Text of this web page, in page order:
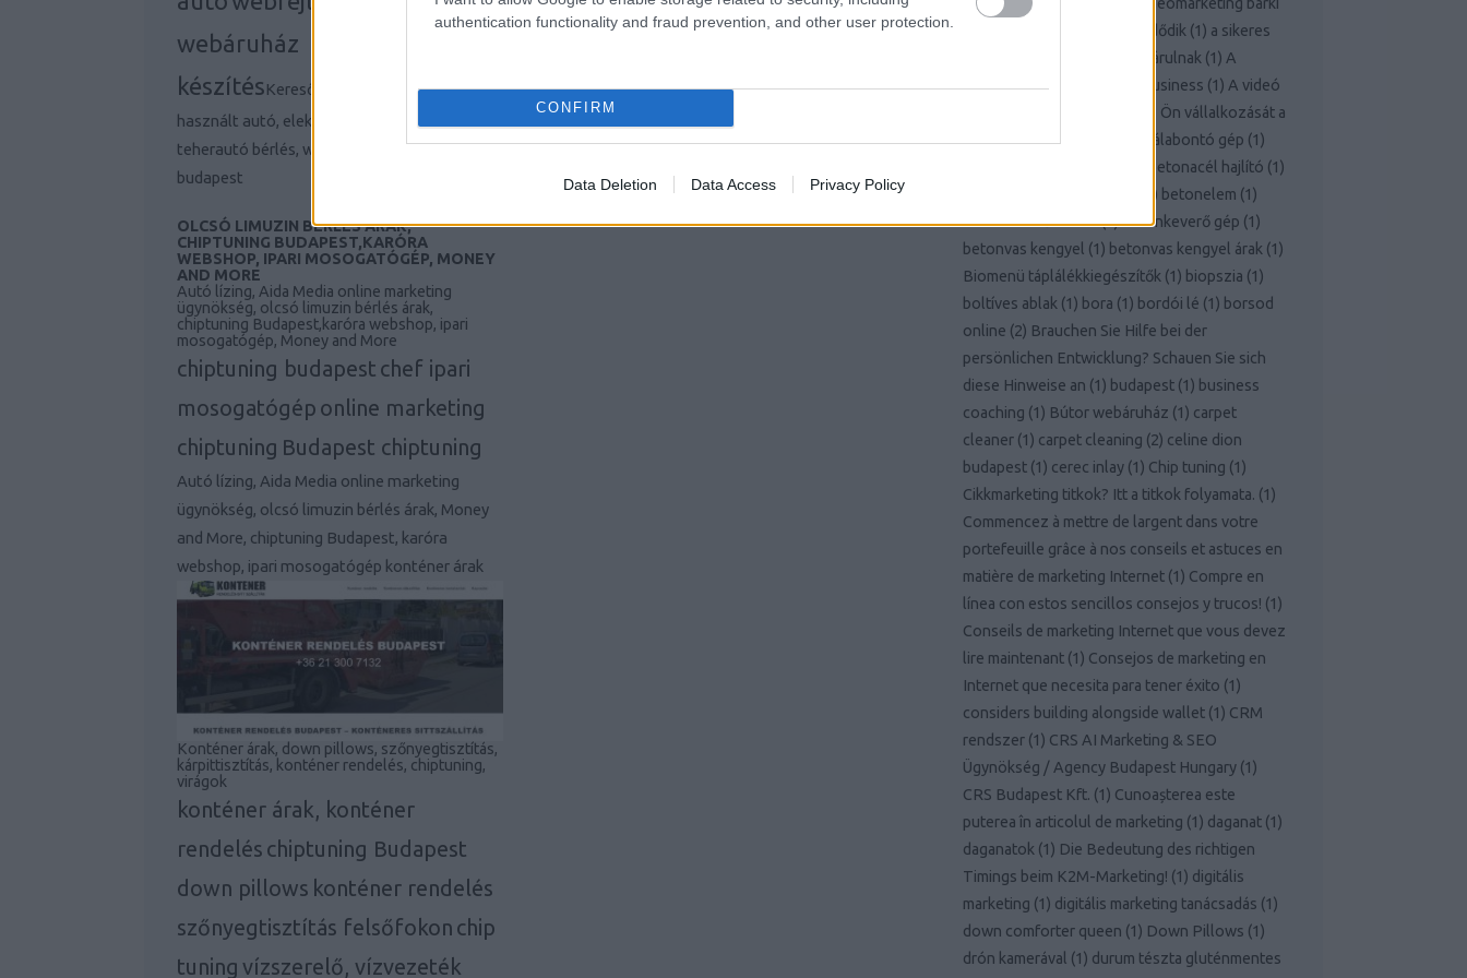
authentication functionality and fraud prevention, and other user protection.
CONFIRM
Data Deletion Data Access Privacy Policy
webáruház
készítésKeresőmarketing ügynökség,
használt autó, elektromos autó, Iphone 11,
teherautó bérlés, webfejlesztés, agency
budapest
OLCSÓ LIMUZIN BÉRLÉS ÁRAK,
CHIPTUNING BUDAPEST,KARÓRA
WEBSHOP, IPARI MOSOGATÓGÉP, MONEY
AND MORE
Autó lízing, Aida Media online marketing
ügynökség, olcsó limuzin bérlés árak,
chiptuning Budapest,karóra webshop, ipari
mosogatógép, Money and More
chiptuning budapest chef ipari
mosogatógép online marketing
chiptuning Budapest chiptuning
Autó lízing, Aida Media online marketing
ügynökség, olcsó limuzin bérlés árak, Money
and More, chiptuning Budapest, karóra
webshop, ipari mosogatógép konténer árak
Konténer árak, down pillows, szőnyegtisztítás,
kárpittisztítás, konténer rendelés, chiptuning,
virágok
konténer árak, konténer
rendelés chiptuning Budapest
down pillows konténer rendelés
szőnyegtisztítás felsőfokon chip
tuning vízszerelő, vízvezeték
és mindenki számára itt kezdődik (1) a sikeres
önfejlesztés titkai most feltárulnak (1) A
videomarketing nagyon jó business (1) A videó
marketing ereje vezetheti az Ön vállalkozását a
sikerhez!(1)bálabontó bálabontó gép (1)
betonacél hajlító (1)
) betonelem (1)
betonkeverő bérlés(1)betonkeverő gép (1)
betonvas kengyel (1) betonvas kengyel árak (1)
Biomenü táplálékkiegészítők (1) biopszia (1)
boltíves ablak (1) bora (1) bordói lé (1) borsod
online (2) Brauchen Sie Hilfe bei der
persönlichen Entwicklung? Schauen Sie sich
diese Hinweise an (1) budapest (1) business
coaching (1) Bútor webáruház (1) carpet
cleaner (1) carpet cleaning (2) celine dion
budapest (1) cerec inlay (1) Chip tuning (1)
Cikkmarketing titkok? Itt a titkok folyamata. (1)
Commencez à mettre de largent dans votre
portefeuille grâce à nos conseils et astuces en
matière de marketing Internet (1) Compre en
línea con estos sencillos consejos y trucos! (1)
Conseils de marketing Internet que vous devez
lire maintenant (1) Consejos de marketing en
Internet que necesita para tener éxito (1)
considers building alongside wallet (1) CRM
rendszer (1) CRS AI Marketing & SEO
Ügynökség / Agency Budapest Hungary (1)
CRS Budapest Kft. (1) Cunoașterea este
puterea în articolul de marketing (1) daganat (1)
daganatok (1) Die Bedeutung des richtigen
Timings beim K2M-Marketing! (1) digitális
marketing (1) digitális marketing tanácsadás (1)
down comforter queen (1) Down Pillows (1)
drón kamerával (1) durum tészta gluténmentes